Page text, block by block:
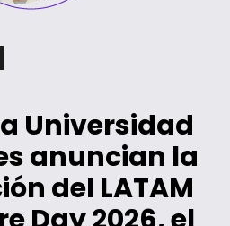
Universidad
anuncian la
del LATAM